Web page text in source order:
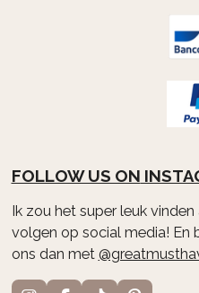
FOLLOW US ON
Ik zou het super leuk
volgen op social media! En
ons dan met